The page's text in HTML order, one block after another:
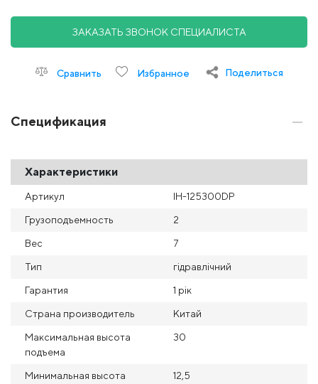
ЗАКАЗАТЬ ЗВОНОК СПЕЦИАЛИСТА
Сравнить Избранное Поделиться
Спецификация
Характеристики
Артикул IH-125300DP
Грузоподъемность 2
Вес 7
Тип гідравлічний
Гарантия 1 рік
Страна производитель Китай
Максимальная высота
подъема
30
Минимальная высота
12,5